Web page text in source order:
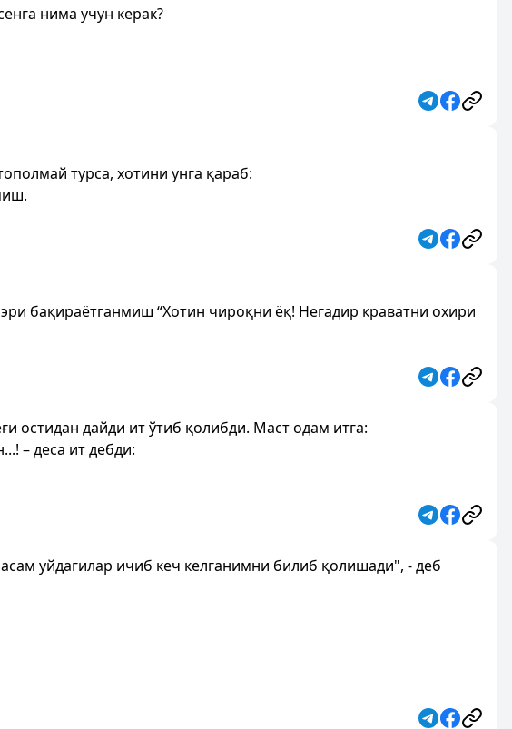
нима учун керак?
турса, хотини унга қараб:
бақираётганмиш “Хотин чироқни ёқ! Негадир краватни охири
остидан дайди ит ўтиб қолибди. Маст одам итга:
– деса ит дебди:
уйдагилар ичиб кеч келганимни билиб қолишади", - деб